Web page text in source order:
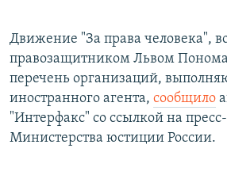
Все сайты РСЕ/РС
Движение "За права человека",
правозащитником Львом
перечень организаций,
иностранного агента, сообщило
"Интерфакс" со ссылкой на
Министерства юстиции России.